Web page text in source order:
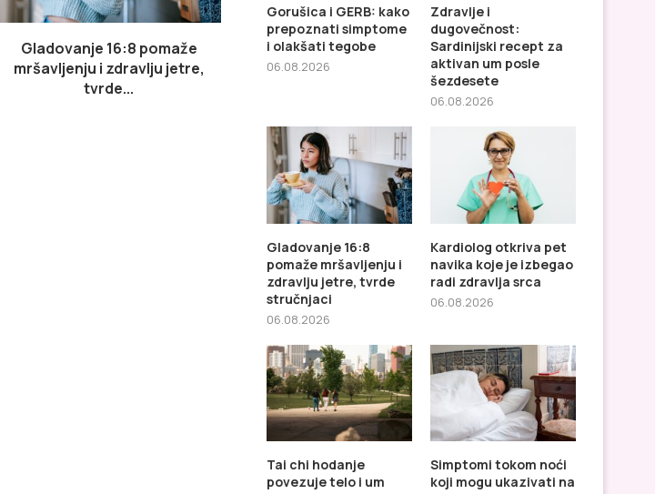
Gladovanje 16:8 pomaže
mršavljenju i zdravlju jetre,
tvrde...
Kardiolog otkriva pet navika
koje je izbegao radi...
Tai chi hodanje
Gorušica i GERB: kako
prepoznati simptome
i olakšati tegobe
06.08.2026
Zdravlje i
dugovečnost:
Sardinijski recept za
aktivan um posle
šezdesete
06.08.2026
Gladovanje 16:8
pomaže mršavljenju i
zdravlju jetre, tvrde
stručnjaci
06.08.2026
Kardiolog otkriva pet
navika koje je izbegao
radi zdravlja srca
06.08.2026
Tai chi hodanje
povezuje telo i um
Simptomi tokom noći
koji mogu ukazivati na